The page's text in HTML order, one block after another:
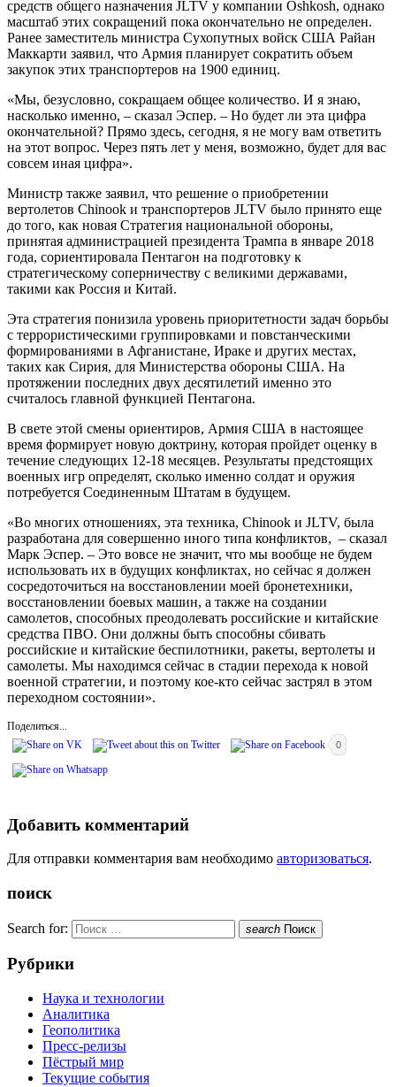
средств общего назначения JLTV у компании Oshkosh, однако
масштаб этих сокращений пока окончательно не определен.
Ранее заместитель министра Сухопутных войск США Райан
Маккарти заявил, что Армия планирует сократить объем
закупок этих транспортеров на 1900 единиц.
«Мы, безусловно, сокращаем общее количество. И я знаю,
насколько именно, – сказал Эспер. – Но будет ли эта цифра
окончательной? Прямо здесь, сегодня, я не могу вам ответить
на этот вопрос. Через пять лет у меня, возможно, будет для вас
совсем иная цифра».
Министр также заявил, что решение о приобретении
вертолетов Chinook и транспортеров JLTV было принято еще
до того, как новая Стратегия национальной обороны,
принятая администрацией президента Трампа в январе 2018
года, сориентировала Пентагон на подготовку к
стратегическому соперничеству с великими державами,
такими как Россия и Китай.
Эта стратегия понизила уровень приоритетности задач борьбы
с террористическими группировками и повстанческими
формированиями в Афганистане, Ираке и других местах,
таких как Сирия, для Министерства обороны США. На
протяжении последних двух десятилетий именно это
считалось главной функцией Пентагона.
В свете этой смены ориентиров, Армия США в настоящее
время формирует новую доктрину, которая пройдет оценку в
течение следующих 12-18 месяцев. Результаты предстоящих
военных игр определят, сколько именно солдат и оружия
потребуется Соединенным Штатам в будущем.
«Во многих отношениях, эта техника, Chinook и JLTV, была
разработана для совершенно иного типа конфликтов, – сказал
Марк Эспер. – Это вовсе не значит, что мы вообще не будем
использовать их в будущих конфликтах, но сейчас я должен
сосредоточиться на восстановлении моей бронетехники,
восстановлении боевых машин, а также на создании
самолетов, способных преодолевать российские и китайские
средства ПВО. Они должны быть способны сбивать
российские и китайские беспилотники, ракеты, вертолеты и
самолеты. Мы находимся сейчас в стадии перехода к новой
военной стратегии, и поэтому кое-кто сейчас застрял в этом
переходном состоянии».
Поделиться...
0
Добавить комментарий
Для отправки комментария вам необходимо авторизоваться.
поиск
Search for: search Поиск
Рубрики
Наука и технологии
Аналитика
Геополитика
Пресс-релизы
Пёстрый мир
Текущие события